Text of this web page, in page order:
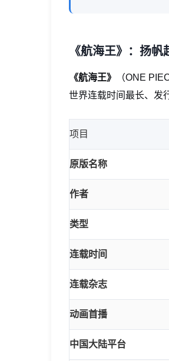
《航海王》：扬
《航海王》
（ONE
世界连载时间最长、发
项目
原版名称
作者
类型
连载时间
连载杂志
动画首播
中国大陆平台